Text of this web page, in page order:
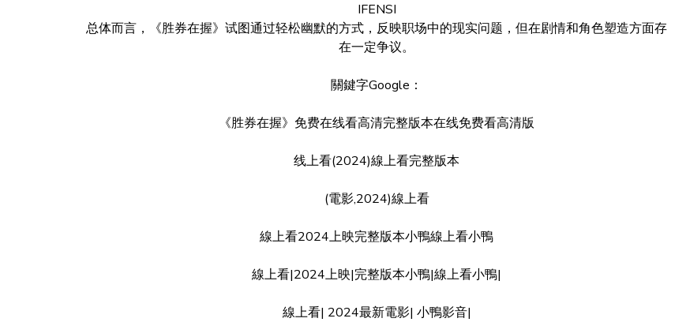
IFENSI
总体而言，《胜券在握》试图通过轻松幽默的方式，反映职场中的现实问题，但在剧情和角色塑造方面存
在一定争议。
關鍵字Google：
《胜券在握》免费在线看高清完整版本在线免费看高清版
线上看(2024)線上看完整版本
(電影,2024)線上看
線上看2024上映完整版本小鴨線上看小鴨
線上看|2024上映|完整版本小鴨|線上看小鴨|
線上看| 2024最新電影| 小鴨影音|